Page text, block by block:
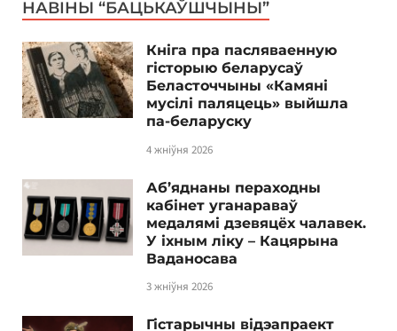
НАВІНЫ “БАЦЬКАЎШЧЫНЫ”
Кніга пра пасляваенную
гісторыю беларусаў
Беласточчыны «Камяні
мусілі паляцець» выйшла
па-беларуску
4 жніўня 2026
Аб’яднаны пераходны
кабінет уганараваў
медалямі дзевяцёх чалавек.
У іхным ліку – Кацярына
Ваданосава
3 жніўня 2026
Гістарычны відэапраект